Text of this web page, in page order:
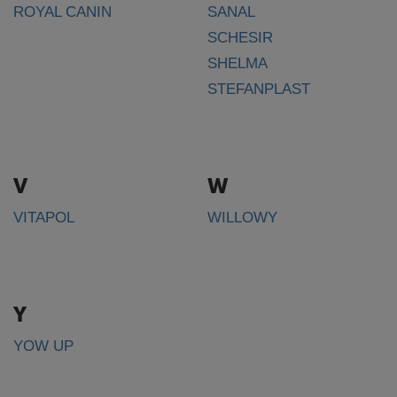
ROYAL CANIN
SANAL
SCHESIR
SHELMA
STEFANPLAST
V
VITAPOL
W
WILLOWY
Y
YOW UP